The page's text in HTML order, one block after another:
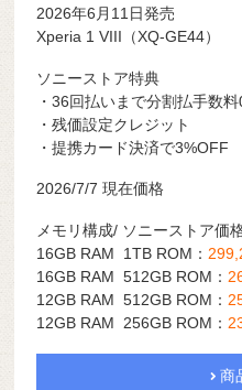
2026年6月11日発売
Xperia 1 VIII（XQ-GE44）
ソニーストア特典
・36回払いまで分割払手数料
・残価設定クレジット
・提携カード決済で3%OFF
2026/7/7 現在価格
メモリ構成/ ソニーストア価
16GB RAM 1TB ROM：
16GB RAM 512GB ROM：
12GB RAM 512GB ROM：
12GB RAM 256GB ROM：
商